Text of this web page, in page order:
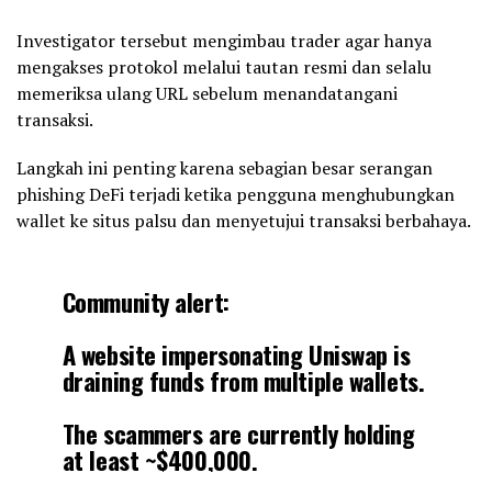
Investigator tersebut mengimbau trader agar hanya
mengakses protokol melalui tautan resmi dan selalu
memeriksa ulang URL sebelum menandatangani
transaksi.
Langkah ini penting karena sebagian besar serangan
phishing DeFi terjadi ketika pengguna menghubungkan
wallet ke situs palsu dan menyetujui transaksi berbahaya.
Community alert:
A website impersonating Uniswap is
draining funds from multiple wallets.
The scammers are currently holding
at least ~$400,000.